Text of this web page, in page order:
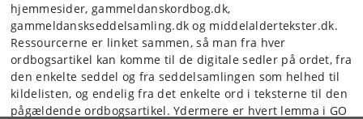
hjemmesider, gammeldanskordbog.dk,
gammeldanskseddelsamling.dk og middelaldertekster.dk.
Ressourcerne er linket sammen, så man fra hver
ordbogsartikel kan komme til de digitale sedler på ordet, fra
den enkelte seddel og fra seddelsamlingen som helhed til
kildelisten, og endelig fra det enkelte ord i teksterne til den
pågældende ordbogsartikel. Ydermere er hvert lemma i GO